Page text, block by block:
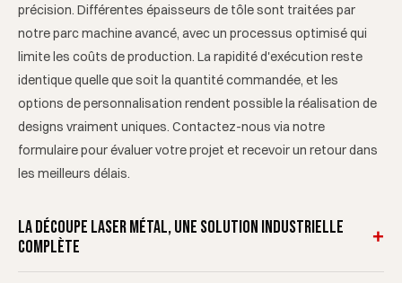
précision. Différentes épaisseurs de tôle sont traitées par
notre parc machine avancé, avec un processus optimisé qui
limite les coûts de production. La rapidité d'exécution reste
identique quelle que soit la quantité commandée, et les
options de personnalisation rendent possible la réalisation de
designs vraiment uniques. Contactez-nous via notre
formulaire pour évaluer votre projet et recevoir un retour dans
les meilleurs délais.
La découpe laser métal, une solution industrielle
complète
+